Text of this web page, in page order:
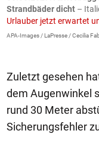
Strandbäder dicht –
Urlauber jetzt erwartet
APA-Images / LaPresse / Cecilia
Zuletzt gesehen
dem Augenwinkel
rund 30 Meter
Sicherungsfehler